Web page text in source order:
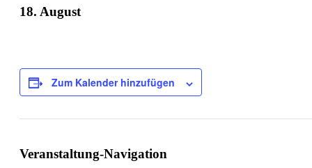
18. August
Zum Kalender hinzufügen
Veranstaltung-Navigation